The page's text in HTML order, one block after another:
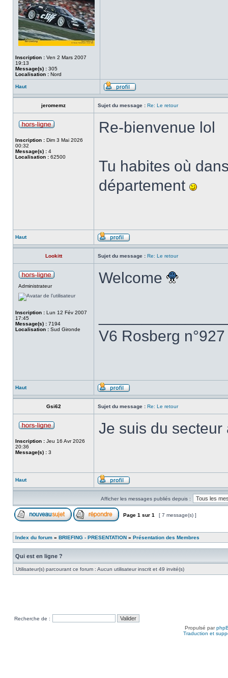
Inscription : Ven 2 Mars 2007
19:13
Message(s) : 305
Localisation : Nord
Haut
jeromemz Sujet du message : Re: Le retour
Inscription : Dim 3 Mai 2026
00:32
Message(s) : 4
Localisation : 62500
Re-bienvenue lol
Tu habites où
département
Haut
Lookitt Sujet du message : Re: Le retour
Administrateur
Inscription : Lun 12 Fév 2007
17:45
Message(s) : 7194
Localisation : Sud Gironde
Welcome
V6 Rosberg n°927
Haut
Gsi62 Sujet du message : Re: Le retour
Inscription : Jeu 16 Avr 2026
20:36
Message(s) : 3
Je suis du secteur
Haut
Afficher les messages publiés depuis :
Page 1 sur 1 [ 7 message(s) ]
Index du forum » BRIEFING - PRESENTATION » Présentation des Membres
Qui est en ligne ?
Utilisateur(s) parcourant ce forum : Aucun utilisateur inscrit et 49 invité(s)
Recherche de :
Propulsé par
Traduction et